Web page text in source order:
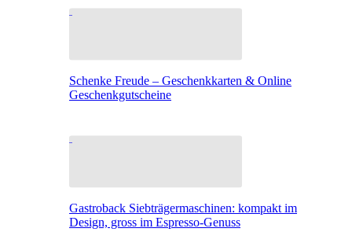
Schenke Freude – Geschenkkarten & Online
Geschenkgutscheine
Gastroback Siebträgermaschinen: kompakt im
Design, gross im Espresso-Genuss